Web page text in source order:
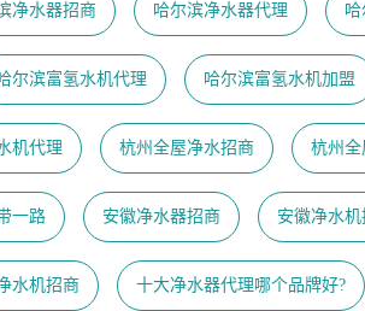
净水器招商 哈尔滨净水器代理
尔滨富氢水机代理 哈尔滨富氢水机加盟
机代理 杭州全屋净水招商 杭州全
一路 安徽净水器招商 安徽净水机
水机招商 十大净水器代理哪个品牌好?